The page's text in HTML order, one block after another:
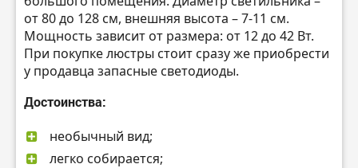
от 80 до 128 см, внешняя высота – 7-11 см.
Мощность зависит от размера: от 12 до 42 Вт.
При покупке люстры стоит сразу же приобрести
у продавца запасные светодиоды.
Достоинства:
необычный вид;
легко собирается;